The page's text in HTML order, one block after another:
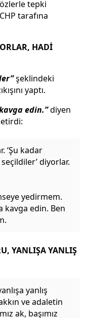
tepki
tarafına
HADİ
şeklindeki
yaptı.
edin.”diyen
‘Şu kadar
diyorlar.
yedirmem.
kavga edin. Ben
YANLIŞA YANLIŞ
yanlış
ve adaletin
ak, başımız